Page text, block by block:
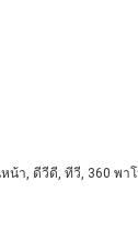
น้า, ดีวีดี, ทีวี, 360 พา